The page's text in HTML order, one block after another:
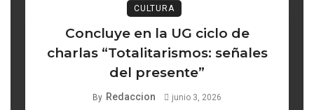
CULTURA
Concluye en la UG ciclo de
charlas “Totalitarismos: señales
del presente”
By Redaccion junio 3, 2026